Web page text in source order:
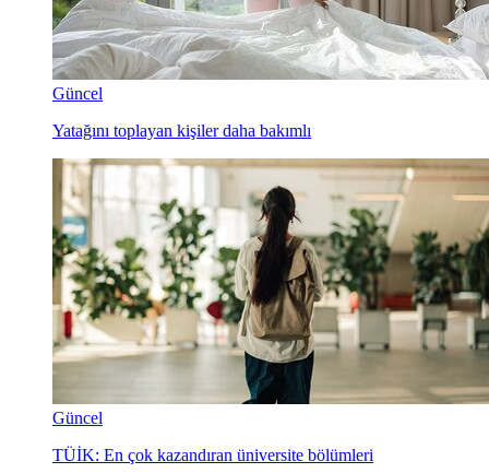
Güncel
Yatağını toplayan kişiler daha bakımlı
Güncel
TÜİK: En çok kazandıran üniversite bölümleri